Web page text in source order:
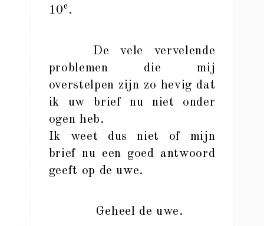
10e .
De vele vervelende
problemen die mij
overstelpen zijn zo hevig dat
ik uw brief nu niet onder
ogen heb.
Ik weet dus niet of mijn
brief nu een goed antwoord
geeft op de uwe.
Geheel de uwe.